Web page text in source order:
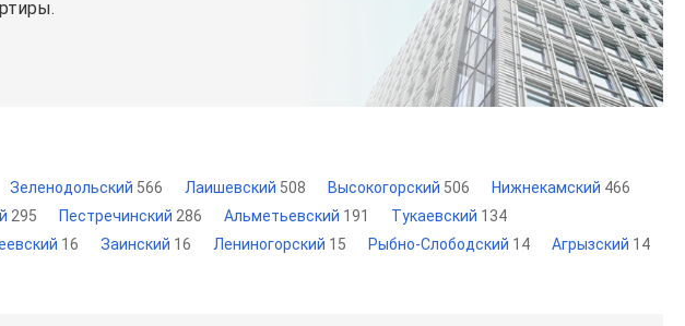
Зеленодольский 566 Лаишевский 508 Высокогорский 506 Нижнекамский 466
295 Пестречинский 286 Альметьевский 191 Тукаевский 134
16 Заинский 16 Лениногорский 15 Рыбно-Слободский 14 Агрызский 14